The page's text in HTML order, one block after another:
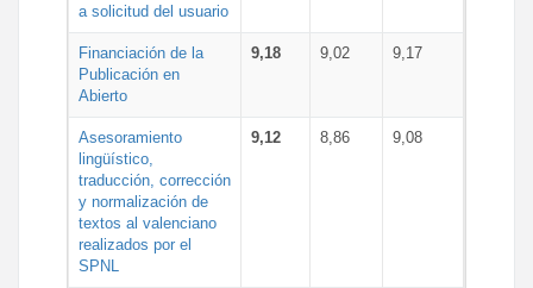
a solicitud del usuario
Financiación de la
Publicación en
Abierto
9,18 9,02 9,17
Asesoramiento
lingüístico,
traducción, corrección
y normalización de
textos al valenciano
realizados por el
SPNL
9,12 8,86 9,08